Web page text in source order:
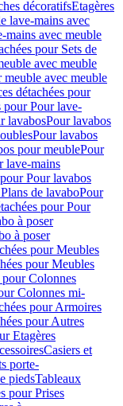
décoratifsEtagères
lave-mains avec
mains avec meuble
pour Sets de
avec meuble
meuble avec meuble
détachées pour
pour Pour lave-
lavabosPour lavabos
Pour lavabos
pour meublePour
lave-mains
Pour lavabos
de lavaboPour
pour Pour
à poser
à poser
pour Meubles
pour Meubles
pour Colonnes
Colonnes mi-
pour Armoires
pour Autres
Etagères
Casiers et
porte-
piedsTableaux
pour Prises